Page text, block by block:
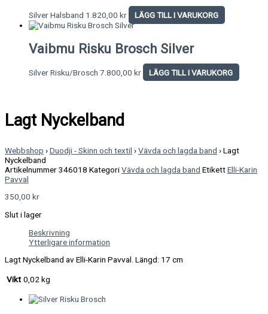
Silver Halsband 1.820,00 kr LÄGG TILL I VARUKORG
Vaibmu Risku Brosch Silver
Silver Risku/Brosch 7.800,00 kr LÄGG TILL I VARUKORG
Lagt Nyckelband
Webbshop ›Duodji - Skinn och textil ›Vävda och lagda band ›Lagt
Nyckelband
Artikelnummer346018 KategoriVävda och lagda band EtikettElli-Karin
Pavval
350,00 kr
Slut i lager
Beskrivning
Ytterligare information
Lagt Nyckelband av Elli-Karin Pavval. Längd: 17 cm
Vikt 0,02 kg